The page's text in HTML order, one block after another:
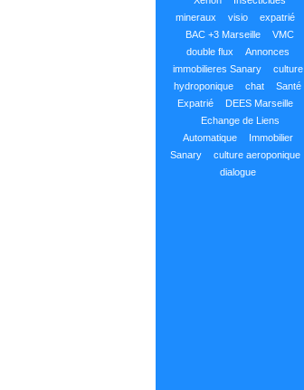
mineraux
visio
expatrié
BAC +3 Marseille
VMC
double flux
Annonces
immobilieres Sanary
culture
hydroponique
chat
Santé
Expatrié
DEES Marseille
Echange de Liens
Automatique
Immobilier
Sanary
culture aeroponique
dialogue